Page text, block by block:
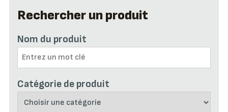
Rechercher un produit
Nom du produit
Catégorie de produit